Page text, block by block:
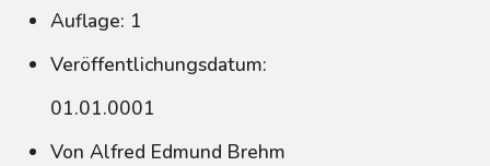
Auflage: 1
Veröffentlichungsdatum:
01.01.0001
Von Alfred Edmund Brehm